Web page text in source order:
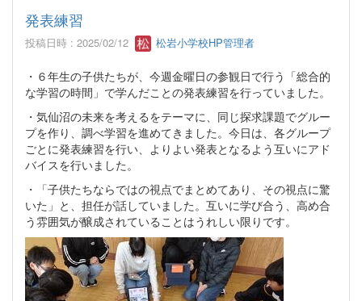
発表練習
投稿日時 : 2025/02/12 松岩小学校HP管理者
・６年生の子供たちが、今週金曜日の参観日で行う「総合的
な学習の時間」で学んだことの発表練習を行っていました。
・気仙沼の未来を考えるをテーマに、同じ探求課題でグルー
プを作り、調べ学習を進めてきました。今日は、各グループ
ごとに発表練習を行い、よりよい発表となるよう互いにアド
バイスを行いました。
・「子供たちならではの視点でまとめてあり、その視点に驚
いた」と、担任が話していました。互いに学び合う、高め合
う雰囲気が醸成されていることはうれしい限りです。